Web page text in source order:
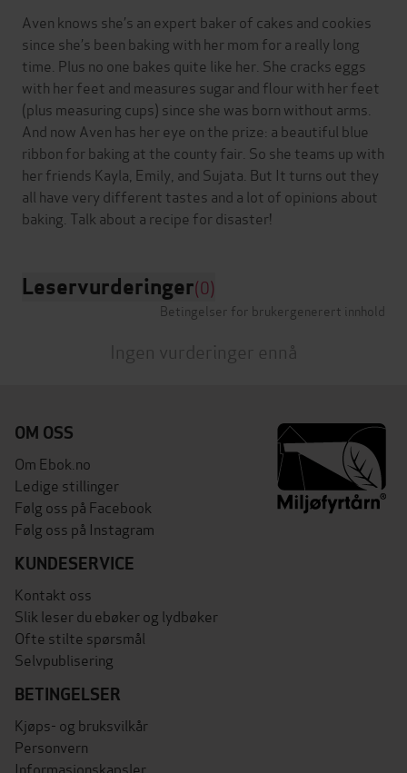
Aven knows she’s an expert baker of cakes and cookies
since she’s been baking with her mom for a really long
time. Plus no one bakes quite like her. She cracks eggs
with her feet and measures sugar and flour with her feet
(plus measuring cups) since she was born without arms.
And now Aven has her eye on the prize: a beautiful blue
ribbon for baking at the county fair. So she teams up with
her friends Kayla, Emily, and Sujata. But It turns out they
all have very different tastes and a lot of opinions about
Leservurderinger(0)
Betingelser for brukergenerert innhold
Ingen vurderinger ennå
OM OSS
Om Ebok.no
Ledige stillinger
Følg oss på Facebook
Følg oss på Instagram
KUNDESERVICE
Kontakt oss
Slik leser du ebøker og lydbøker
Ofte stilte spørsmål
Selvpublisering
BETINGELSER
Kjøps- og bruksvilkår
Personvern
Informasjonskapsler